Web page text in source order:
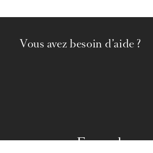
Formalwear
Vous avez besoin d’aide ?